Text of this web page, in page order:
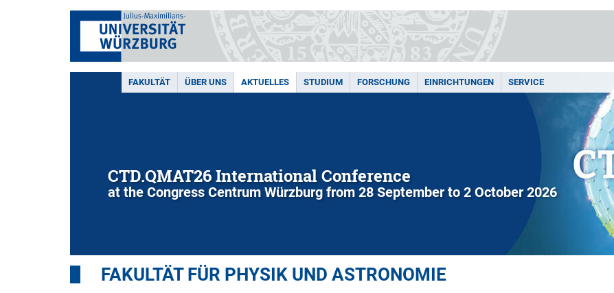
FAKULTÄT ÜBER UNS AKTUELLES STUDIUM FORSCHUNG EINRICHTUNGEN SERVICE
CTD.QMAT26 International Conference
at the Congress Centrum Würzburg from 28 September to 2 October 2026
FAKULTÄT FÜR PHYSIK UND ASTRONOMIE